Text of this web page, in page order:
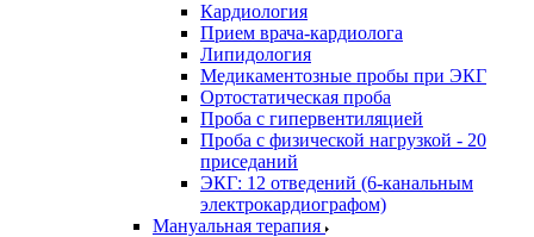
Кардиология
Прием врача-кардиолога
Липидология
Медикаментозные пробы при ЭКГ
Ортостатическая проба
Проба с гипервентиляцией
Проба с физической нагрузкой - 20
приседаний
ЭКГ: 12 отведений (6-канальным
электрокардиографом)
Мануальная терапия